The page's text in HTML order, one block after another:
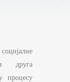
друга
процесу